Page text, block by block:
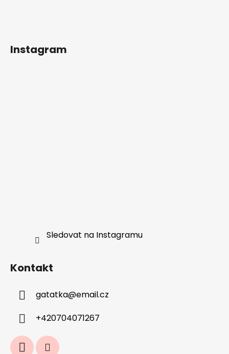
Instagram
Sledovat na Instagramu
Kontakt
gatatka@email.cz
+420704071267